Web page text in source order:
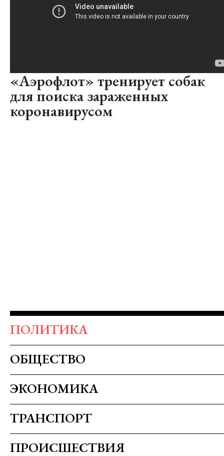
«Аэрофлот» тренирует собак
для поиска зараженных
коронавирусом
ПОЛИТИКА
ОБЩЕСТВО
ЭКОНОМИКА
ТРАНСПОРТ
ПРОИСШЕСТВИЯ